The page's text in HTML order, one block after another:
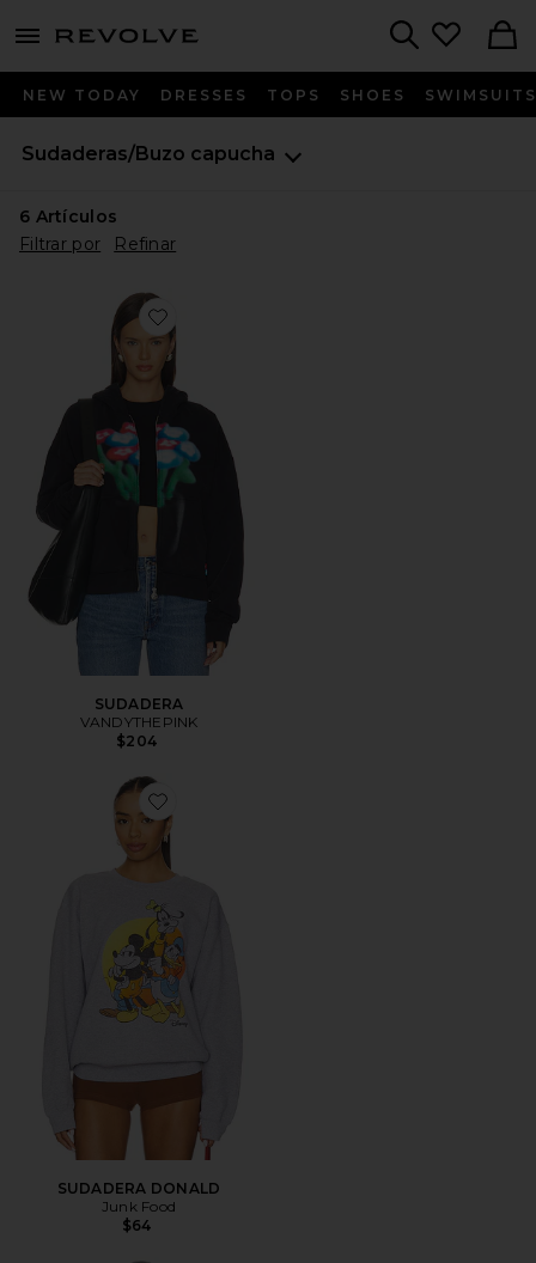
menu - shows more content
NEW TODAY DRESSES TOPS SHOES SWIMSUITS
Sudaderas/Buzo capucha
6 Artículos
Filtrar por
Refinar
Favorite SUDADERA
SUDADERA
VANDYTHEPINK
$204
Favorite SUDADERA DONALD
SUDADERA DONALD
Junk Food
$64